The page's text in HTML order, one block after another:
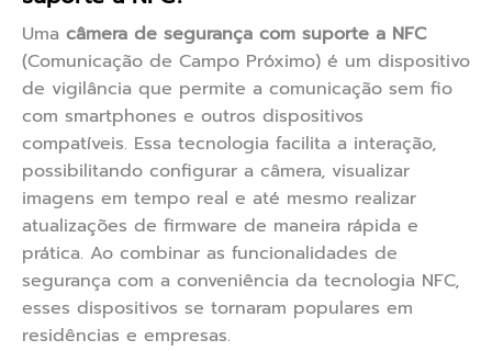
Uma câmera de segurança com suporte a NFC
(Comunicação de Campo Próximo) é um dispositivo
de vigilância que permite a comunicação sem fio
com smartphones e outros dispositivos
compatíveis. Essa tecnologia facilita a interação,
possibilitando configurar a câmera, visualizar
imagens em tempo real e até mesmo realizar
atualizações de firmware de maneira rápida e
prática. Ao combinar as funcionalidades de
segurança com a conveniência da tecnologia NFC,
esses dispositivos se tornaram populares em
residências e empresas.